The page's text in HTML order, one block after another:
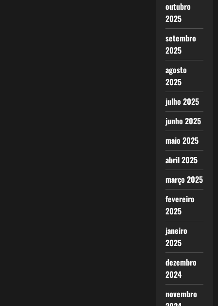
outubro
2025
setembro
2025
agosto
2025
julho 2025
junho 2025
maio 2025
abril 2025
março 2025
fevereiro
2025
janeiro
2025
dezembro
2024
novembro